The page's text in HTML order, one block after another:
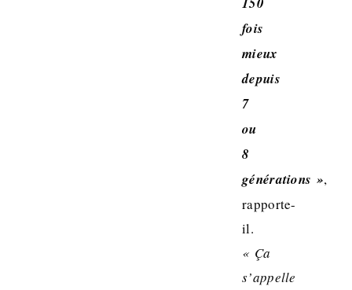
fois
mieux
depuis
7
ou
8
générations »,
rapporte-
il.
« Ça
s’appelle